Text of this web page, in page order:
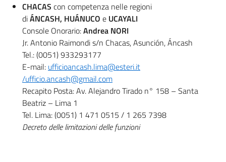
CHACAS con competenza nelle regioni
diÁNCASH, HUÁNUCO e UCAYALI
Console Onorario:Andrea NORI
Jr. Antonio Raimondi s/n Chacas, Asunción, Áncash
Tel.: (0051) 933293177
E-mail: ufficioancash.lima@esteri.it
/ufficio.ancash@gmail.com
Recapito Posta: Av. Alejandro Tirado n° 158 – Santa
Beatriz – Lima 1
Tel. Lima: (0051) 1 471 0515 / 1 265 7398
Decreto delle limitazioni delle funzioni